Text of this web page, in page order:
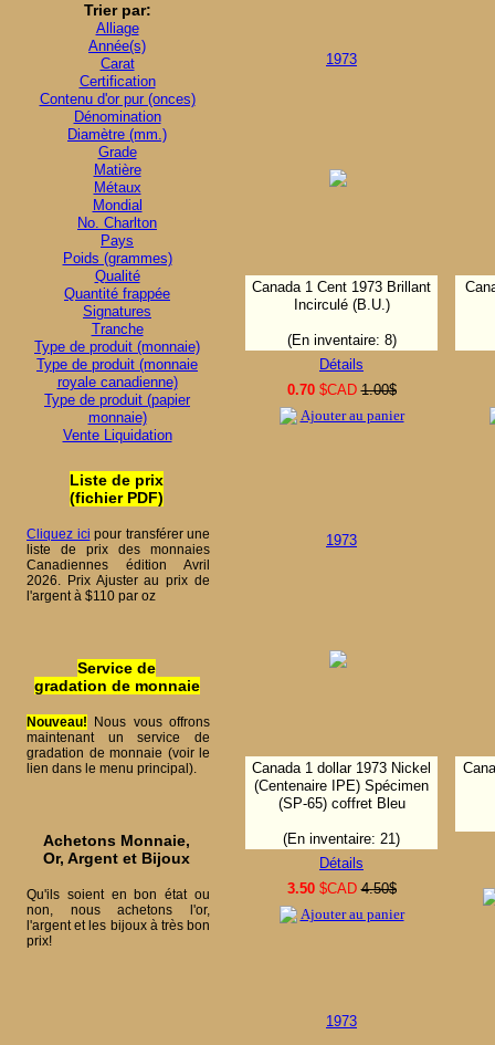
Trier par:
Alliage
Année(s)
Carat
Certification
Contenu d'or pur (onces)
Dénomination
Diamètre (mm.)
Grade
Matière
Métaux
Mondial
No. Charlton
Pays
Poids (grammes)
Qualité
Quantité frappée
Signatures
Tranche
Type de produit (monnaie)
Type de produit (monnaie
royale canadienne)
Type de produit (papier
monnaie)
Vente Liquidation
Liste de prix
(fichier PDF)
Cliquez ici pour transférer une
liste de prix des monnaies
Canadiennes édition Avril
2026. Prix Ajuster au prix de
l'argent à $110 par oz
Service de
gradation de monnaie
Nouveau! Nous vous offrons
maintenant un service de
gradation de monnaie (voir le
lien dans le menu principal).
Achetons Monnaie,
Or, Argent et Bijoux
Qu'ils soient en bon état ou
non, nous achetons l'or,
l'argent et les bijoux à très bon
prix!
1973
Canada 1 Cent 1973 Brillant
Incirculé (B.U.)
(En inventaire: 8)
Détails
0.70$CAD 1.00$
Ajouter au panier
1973
Canada 1 dollar 1973 Nickel
(Centenaire IPE) Spécimen
(SP-65) coffret Bleu
(En inventaire: 21)
Détails
3.50$CAD 4.50$
Ajouter au panier
1973